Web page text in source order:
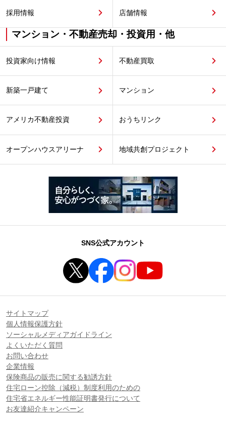
採用情報 店舗情報
マンション・不動産売却・投資用・他
投資家向け情報 不動産買取
新築一戸建て マンション
アメリカ不動産投資 おうちリンク
オープンハウスアリーナ 地域共創プロジェクト
SNS公式アカウント
サイトマップ
個人情報保護方針
ソーシャルメディアガイドライン
よくいただく質問
お問い合わせ
企業情報
保険商品の販売に関する勧誘方針
住宅ローン控除（減税）制度利用のための
住宅省エネルギー性能証明書発行について
お友達紹介キャンペーン